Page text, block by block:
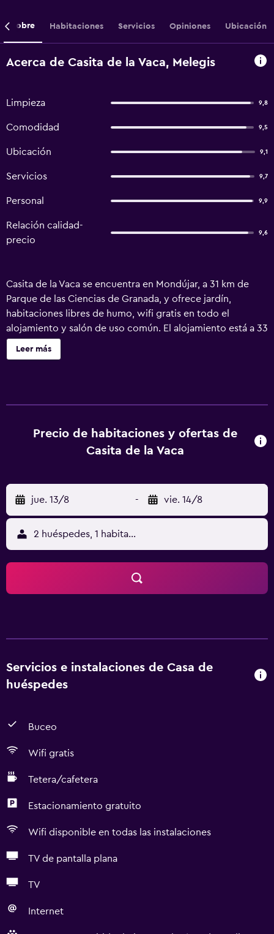
Sobre Habitaciones Servicios Opiniones Ubicación
Acerca de Casita de la Vaca, Melegis
Limpieza 9,8
Comodidad 9,5
Ubicación 9,1
Servicios 9,7
Personal 9,9
Relación calidad-
precio
9,6
Casita de la Vaca se encuentra en Mondújar, a 31 km de
Parque de las Ciencias de Granada, y ofrece jardín,
habitaciones libres de humo, wifi gratis en todo el
alojamiento y salón de uso común. El alojamiento está a 33
km de Catedral de Granada, a 33 km de Museo San Juan de
Dios y a 33 km de Albaicín. Basilica de San Juan de Dios
habitaciones incluyen hervidor, y algunas también ofrecen
cocina con horno. Todas las unidades cuentan con nevera.
Granada está a 34 km del alojamiento, y La Alhambra y el
Generalife está a 35 km. El aeropuerto (Aeropuerto
Federico García Lorca de Granada-Jaén) está a 43 km.
Leer más
Precio de habitaciones y ofertas de
Casita de la Vaca
jue. 13/8 - vie. 14/8
2 huéspedes, 1 habitación
Servicios e instalaciones de Casa de
huéspedes
Buceo
Wifi gratis
Tetera/cafetera
Estacionamiento gratuito
Wifi disponible en todas las instalaciones
TV de pantalla plana
TV
Internet